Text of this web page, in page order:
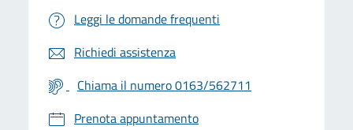
Leggi le domande frequenti
Richiedi assistenza
Chiama il numero 0163/562711
Prenota appuntamento